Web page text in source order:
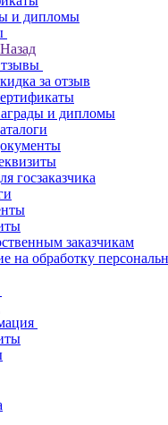
и дипломы
Назад
за отзыв
и дипломы
госзаказчика
заказчикам
на обработку